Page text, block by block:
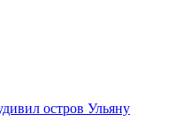
остров Ульяну